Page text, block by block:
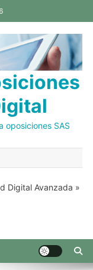
oposiciones SAS
Digital Avanzada »